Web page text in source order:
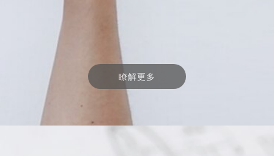
瞭解更多